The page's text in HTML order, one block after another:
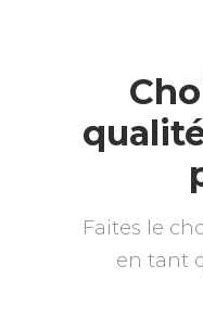
Faites le
en tant